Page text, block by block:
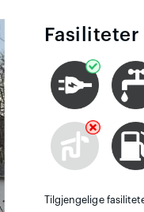
Fasiliteter
Tilgjengelige